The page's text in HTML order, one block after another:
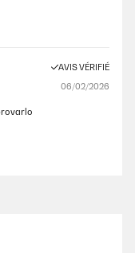
AVIS VÉRIFIÉ
06/02/2026